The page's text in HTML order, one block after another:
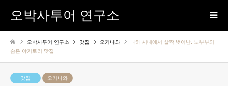
오박사투어 연구소
오박사투어 연구소 맛집 오키나와
나하 시내에서 살짝 벗어난, 노부부의
숨은 야키토리 맛집
맛집 오키나와